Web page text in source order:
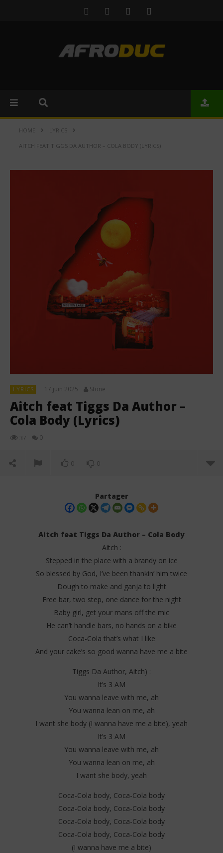
HOME LYRICS
AITCH FEAT TIGGS DA AUTHOR – COLA BODY (LYRICS)
LYRICS 17 juin 2025 Stone
Aitch feat Tiggs Da Author –
Cola Body (Lyrics)
37 0
0 0
NOW VIEWING
Aitch feat Tiggs Da Author – Cola Body (Lyrics)
Partager
Aitch feat Tiggs Da Author – Cola Body
Aitch :
Stepped in the place with a brandy on ice
So blessed by God, I’ve been thankin’ him twice
Dough to make and ganja to light
Free bar, two step, one dance for the night
Baby girl, get your mans off the mic
He can’t handle bars, no hands on a bike
Coca-Cola that’s what I like
And your cake’s so good wanna have me a bite
Tiggs Da Author, Aitch) :
It’s 3 AM
You wanna leave with me, ah
You wanna lean on me, ah
I want she body (I wanna have me a bite), yeah
It’s 3 AM
You wanna leave with me, ah
You wanna lean on me, ah
I want she body, yeah
Coca-Cola body, Coca-Cola body
Coca-Cola body, Coca-Cola body
Coca-Cola body, Coca-Cola body
Coca-Cola body, Coca-Cola body
(I wanna have me a bite)